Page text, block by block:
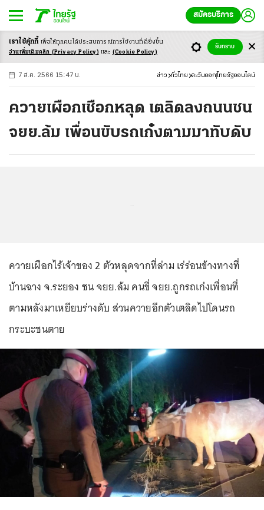
สมัครบริการ
-ก ก ก+
7 ส.ค. 2566 15:47 น. ข่าว ทั่วไทย ตะวันออก ไทยรัฐออนไลน์
ควายเผือกเชือกหลุด เตลิดลงถนนชน
จยย.ล้ม เพื่อนขับรถเก๋งตามมาทับดับ
ควายเผือกไร้เจ้าของ 2 ตัวหลุดจากที่ล่าม เร่ร่อนข้างทางที่
บ้านฉาง จ.ระยอง ชน จยย.ล้ม คนขี่ จยย.ถูกรถเก๋งเพื่อนที่
ตามหลังมาเหยียบร่างดับ ส่วนควายอีกตัวเตลิดไปโดนรถ
กระบะชนตาย
เราใช้คุ้กกี้ เพื่อให้ทุกคนได้ประสบการณ์การใช้งานที่ดียิ่งขึ้น
อ่านเพิ่มเติมคลิก (Privacy Policy) และ (Cookie Policy)
รับทราบ